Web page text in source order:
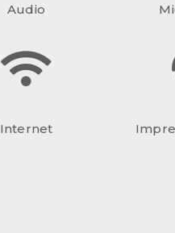
Audio
Internet